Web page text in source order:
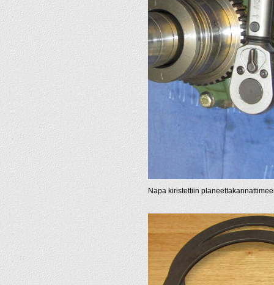
Napa kiristettiin